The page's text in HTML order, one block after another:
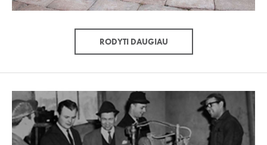
RODYTI DAUGIAU